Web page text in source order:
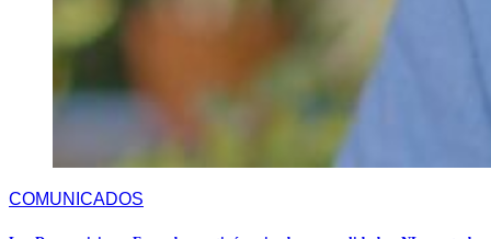
COMUNICADOS